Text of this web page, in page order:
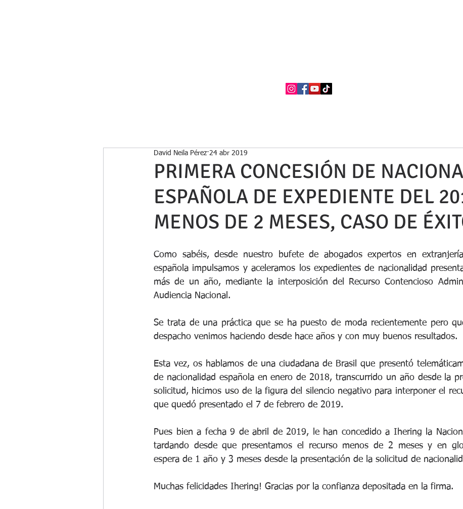
PRIMERA CONCESIÓN DE
ESPAÑOLA DE EXPEDIENTE DEL
MENOS DE 2 MESES, CASO DE
David Neila Pérez 24 abr 2019
Como sabéis, desde nuestro bufete de abogados expertos en
española impulsamos y aceleramos los expedientes de nacionalidad
más de un año, mediante la interposición del Recurso Contencioso
Audiencia Nacional.
Se trata de una práctica que se ha puesto de moda recientemente pero
despacho venimos haciendo desde hace años y con muy buenos resultados.
Esta vez, os hablamos de una ciudadana de Brasil que presentó
de nacionalidad española en enero de 2018, transcurrido un año desde la
solicitud, hicimos uso de la figura del silencio negativo para interponer el
que quedó presentado el 7 de febrero de 2019.
Pues bien a fecha 9 de abril de 2019, le han concedido a Ihering la
tardando desde que presentamos el recurso menos de 2 meses y en
espera de 1 año y 3 meses desde la presentación de la solicitud de
Muchas felicidades Ihering! Gracias por la confianza depositada en la firma.